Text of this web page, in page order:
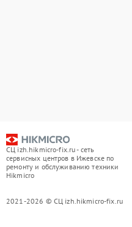
СЦ izh.hikmicro-fix.ru - сеть
сервисных центров в Ижевске по
ремонту и обслуживанию техники
Hikmicro
2021-2026 © СЦ izh.hikmicro-fix.ru